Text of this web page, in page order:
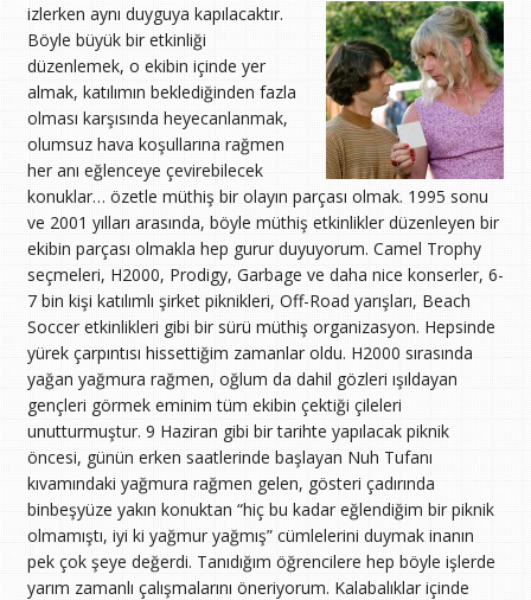
izlerken aynı duyguya kapılacaktır.
Böyle büyük bir etkinliği
düzenlemek, o ekibin içinde yer
almak, katılımın beklediğinden fazla
olması karşısında heyecanlanmak,
olumsuz hava koşullarına rağmen
her anı eğlenceye çevirebilecek
konuklar… özetle müthiş bir olayın parçası olmak. 1995 sonu
ve 2001 yılları arasında, böyle müthiş etkinlikler düzenleyen bir
ekibin parçası olmakla hep gurur duyuyorum. Camel Trophy
seçmeleri, H2000, Prodigy, Garbage ve daha nice konserler, 6-
7 bin kişi katılımlı şirket piknikleri, Off-Road yarışları, Beach
Soccer etkinlikleri gibi bir sürü müthiş organizasyon. Hepsinde
yürek çarpıntısı hissettiğim zamanlar oldu. H2000 sırasında
yağan yağmura rağmen, oğlum da dahil gözleri ışıldayan
gençleri görmek eminim tüm ekibin çektiği çileleri
unutturmuştur. 9 Haziran gibi bir tarihte yapılacak piknik
öncesi, günün erken saatlerinde başlayan Nuh Tufanı
kıvamındaki yağmura rağmen gelen, gösteri çadırında
binbeşyüze yakın konuktan “hiç bu kadar eğlendiğim bir piknik
olmamıştı, iyi ki yağmur yağmış” cümlelerini duymak inanın
pek çok şeye değerdi. Tanıdığım öğrencilere hep böyle işlerde
yarım zamanlı çalışmalarını öneriyorum. Kalabalıklar içinde